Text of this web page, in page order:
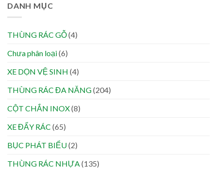
DANH MỤC
THÙNG RÁC GỖ(4)
Chưa phân loại(6)
XE DỌN VỆ SINH (4)
THÙNG RÁC ĐA NĂNG(204)
CỘT CHẮN INOX(8)
XE ĐẨY RÁC (65)
BỤC PHÁT BIỂU(2)
THÙNG RÁC NHỰA(135)